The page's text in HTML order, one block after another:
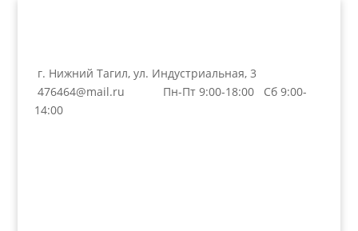
г. Нижний Тагил, ул. Индустриальная, 3
476464@mail.ru
Пн-Пт 9:00-18:00 Сб 9:00-
14:00